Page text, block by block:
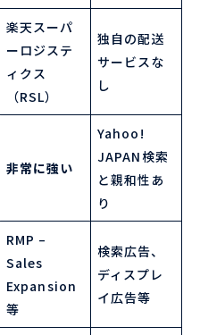
楽天スーパ
ーロジステ
ィクス
（RSL）
独自の配送
サービスな
し
非常に強い
Yahoo!
JAPAN検索
と親和性あ
り
RMP –
Sales
Expansion
等
検索広告、
ディスプレ
イ広告等